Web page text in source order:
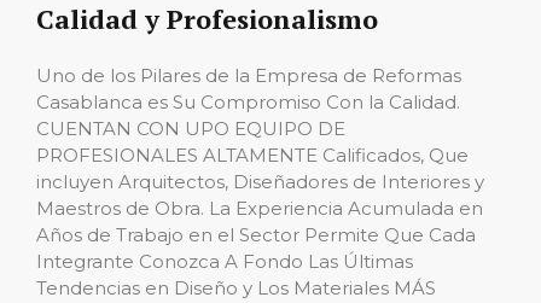
Calidad y Profesionalismo
Uno de los Pilares de la Empresa de Reformas
Casablanca es Su Compromiso Con la Calidad.
CUENTAN CON UPO EQUIPO DE
PROFESIONALES ALTAMENTE Calificados, Que
incluyen Arquitectos, Diseñadores de Interiores y
Maestros de Obra. La Experiencia Acumulada en
Años de Trabajo en el Sector Permite Que Cada
Integrante Conozca A Fondo Las Últimas
Tendencias en Diseño y Los Materiales MÁS